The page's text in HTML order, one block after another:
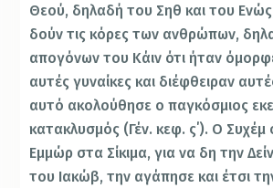
Θεού, δηλαδή του Σηθ και του
δούν τις κόρες των ανθρώπων,
απογόνων του Κάιν ότι ήταν
αυτές γυναίκες και διέφθειραν
αυτό ακολούθησε ο παγκόσμιος
κατακλυσμός (Γέν. κεφ. ς΄). Ο Συχέμ
Εμμώρ στα Σίκιμα, για να δη την
του Ιακώβ, την αγάπησε και έτσι